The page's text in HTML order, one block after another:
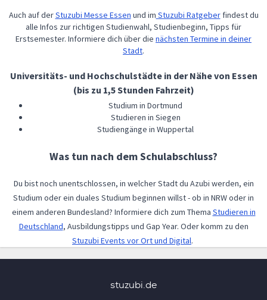
Auch auf derStuzubi Messe Essen und im Stuzubi Ratgeberfindest du
alle Infos zur richtigen Studienwahl, Studienbeginn, Tipps für
Erstsemester. Informiere dich über die nächsten Termine in deiner
Stadt.
Universitäts- und Hochschulstädte in der Nähe von Essen
(bis zu 1,5 Stunden Fahrzeit)
Studium in Dortmund
Studieren in Siegen
Studiengänge in Wuppertal
Was tun nach dem Schulabschluss?
Du bist noch unentschlossen, in welcher Stadt du Azubi werden, ein
Studium oder ein duales Studium beginnen willst - ob in NRW oder in
einem anderen Bundesland? Informiere dich zum Thema Studieren in
Deutschland, Ausbildungstipps und Gap Year. Oder komm zu den
Stuzubi Events vor Ort und Digital.
stuzubi.de